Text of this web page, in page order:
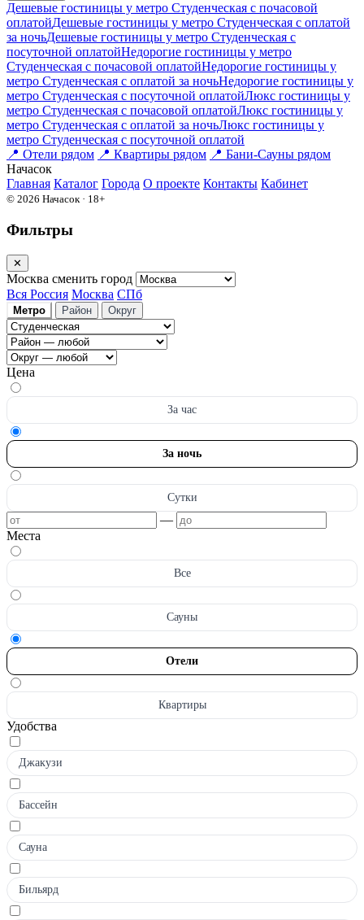
Дешевые гостиницы у метро Студенческая c почасовой
оплатойДешевые гостиницы у метро Студенческая с оплатой
за ночьДешевые гостиницы у метро Студенческая c
посуточной оплатойНедорогие гостиницы у метро
Студенческая c почасовой оплатойНедорогие гостиницы у
метро Студенческая с оплатой за ночьНедорогие гостиницы у
метро Студенческая c посуточной оплатойЛюкс гостиницы у
метро Студенческая c почасовой оплатойЛюкс гостиницы у
метро Студенческая с оплатой за ночьЛюкс гостиницы у
метро Студенческая c посуточной оплатой
📍 Отели рядом 📍 Квартиры рядом 📍 Бани-Сауны рядом
Начасок
Главная Каталог Города О проекте Контакты Кабинет
© 2026 Начасок · 18+
Фильтры
✕
Москва сменить город
Вся Россия Москва СПб
Метро Район Округ
Цена
За час
За ночь
Сутки
—
Места
Все
Сауны
Отели
Квартиры
Удобства
Джакузи
Бассейн
Сауна
Бильярд